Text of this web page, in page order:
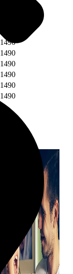
1490
1490
1490
1490
1490
1490